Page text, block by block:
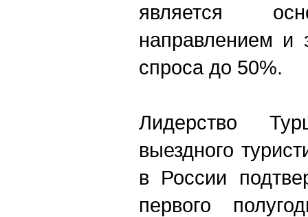
является
направлением и
спроса до 50%.
Лидерство
выездного
в России
первого